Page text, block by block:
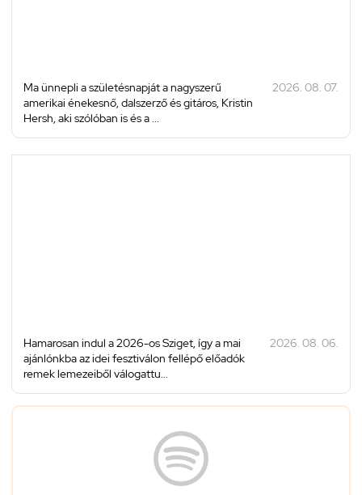
Ma ünnepli a születésnapját a nagyszerű
amerikai énekesnő, dalszerző és gitáros, Kristin
Hersh, aki szólóban is és a ...
2026. 08. 07.
Hamarosan indul a 2026-os Sziget, így a mai
ajánlónkba az idei fesztiválon fellépő előadók
remek lemezeiből válogattu...
2026. 08. 06.